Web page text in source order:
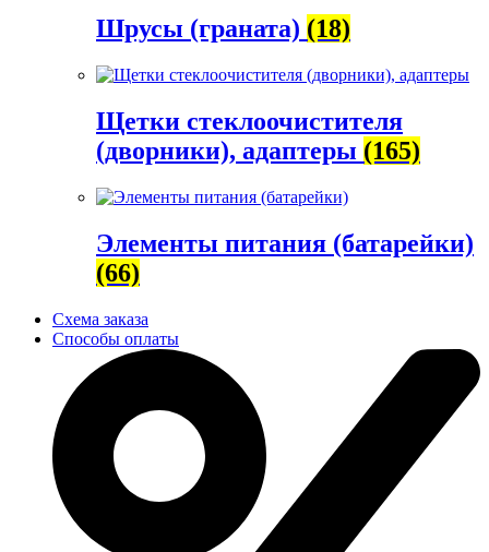
Шрусы (граната) (18)
Щетки стеклоочистителя
(дворники), адаптеры (165)
Элементы питания (батарейки)
(66)
Схема заказа
Способы оплаты